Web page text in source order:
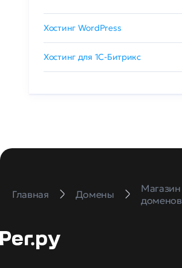
Хостинг WordPress
Хостинг для 1C-Битрикс
Главная Домены
Магазин
доменов